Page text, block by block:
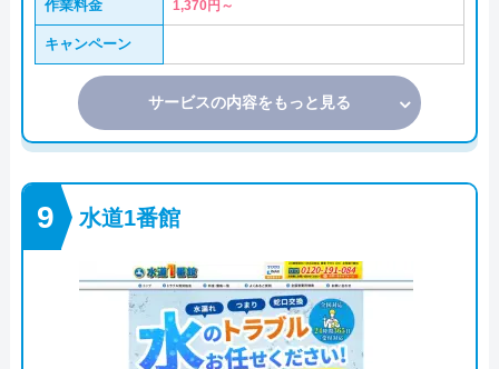
作業料金 1,370円～
キャンペーン
サービスの内容をもっと見る
水道1番館